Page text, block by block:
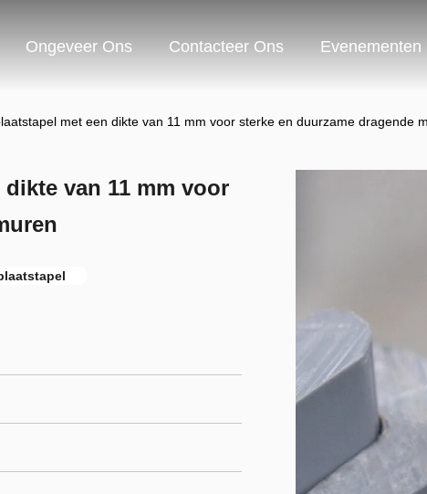
Ongeveer Ons Contacteer Ons Evenementen
met een dikte van 11 mm voor sterke en duurzame dragende
dikte van 11 mm voor